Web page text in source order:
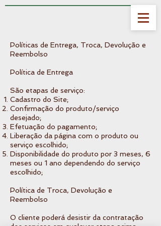
Políticas de Entrega, Troca, Devolução e
Reembolso
Política de Entrega
São etapas de serviço:
Cadastro do Site;
Confirmação do produto/serviço
desejado;
Efetuação do pagamento;
Liberação da página com o produto ou
serviço escolhido;
Disponibilidade do produto por 3 meses, 6
meses ou 1 ano dependendo do serviço
escolhido;
Política de Troca, Devolução e
Reembolso
O cliente poderá desistir da contratação